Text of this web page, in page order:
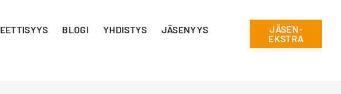
EETTISYYS BLOGI YHDISTYS
JÄSENYYS
JÄSEN-
EKSTRA